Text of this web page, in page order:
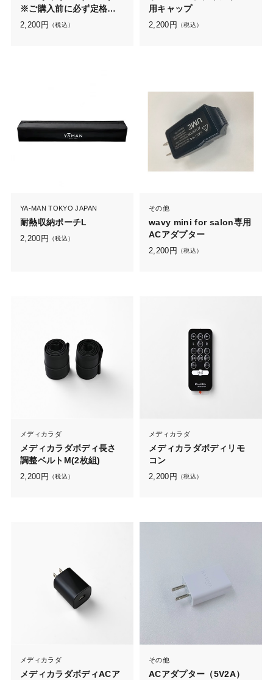
※ご購入前に必ず定格を
ご確認ください
2,200 円 （税込）
用キャップ
2,200 円 （税込）
YA-MAN TOKYO JAPAN
耐熱収納ポーチL
2,200 円 （税込）
その他
wavy mini for salon専用
ACアダプター
2,200 円 （税込）
メディカラダ
メディカラダボディ長さ
調整ベルトM(2枚組)
2,200 円 （税込）
メディカラダ
メディカラダボディリモ
コン
2,200 円 （税込）
メディカラダ
メディカラダボディACア
その他
ACアダプター（5V2A）